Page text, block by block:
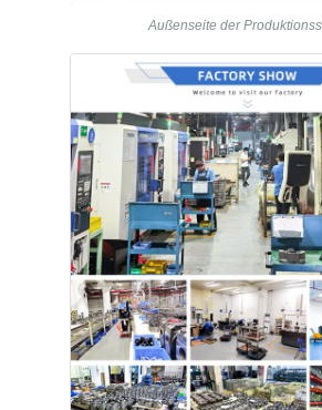
Außenseite der